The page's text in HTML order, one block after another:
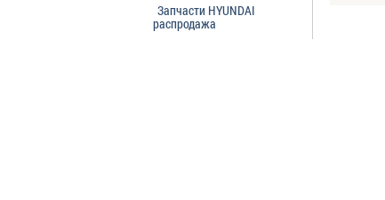
Запчасти HYUNDAI
распродажа